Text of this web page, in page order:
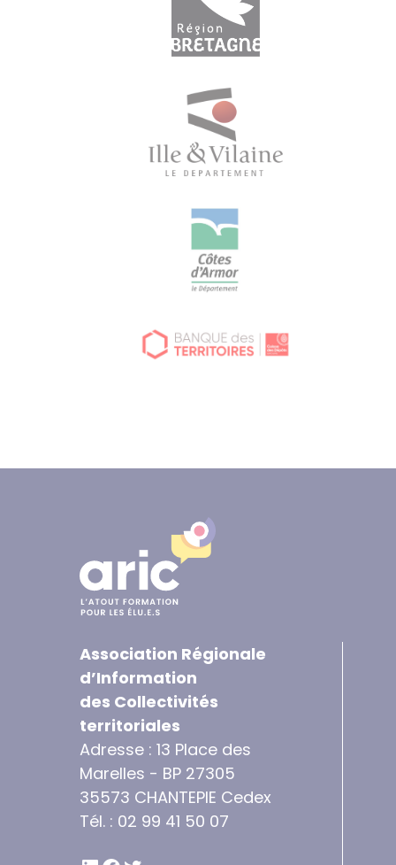
Association Régionale
d’Information
des Collectivités
territoriales
Adresse : 13 Place des
Marelles - BP 27305
35573 CHANTEPIE Cedex
Tél. : 02 99 41 50 07